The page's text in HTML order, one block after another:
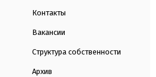
Контакты
Вакансии
Структура собственности
Архив